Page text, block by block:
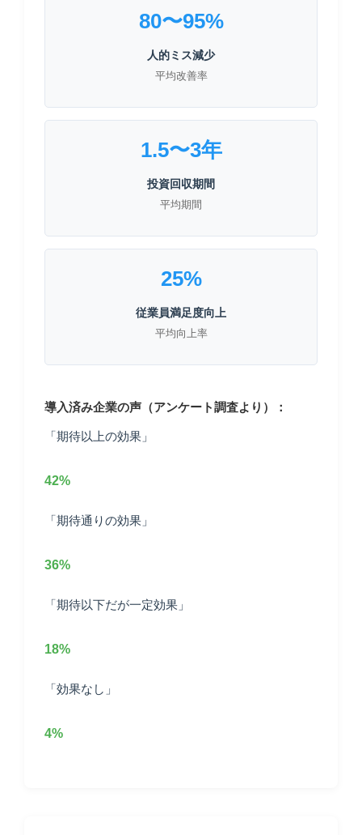
80〜95%
人的ミス減少
平均改善率
1.5〜3年
投資回収期間
平均期間
25%
従業員満足度向上
平均向上率
導入済み企業の声（アンケート調査より）：
「期待以上の効果」
42%
「期待通りの効果」
36%
「期待以下だが一定効果」
18%
「効果なし」
4%